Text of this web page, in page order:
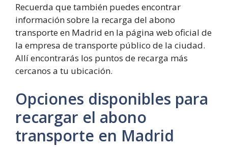
Recuerda que también puedes encontrar
información sobre la recarga del abono
transporte en Madrid en la página web oficial de
la empresa de transporte público de la ciudad.
Allí encontrarás los puntos de recarga más
cercanos a tu ubicación.
Opciones disponibles para
recargar el abono
transporte en Madrid